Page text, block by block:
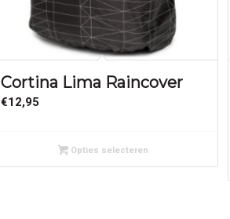
Cortina Lima Raincover
€12,95
Opties selecteren